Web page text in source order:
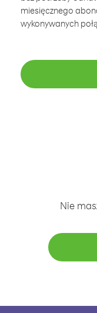
miesięcznego
wykonywanych
Nie